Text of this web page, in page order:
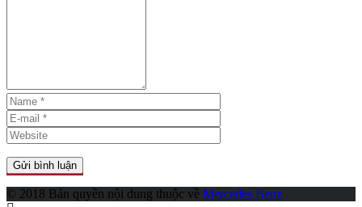
© 2018 Bản quyền nội dung thuộc về Mercedes Benz